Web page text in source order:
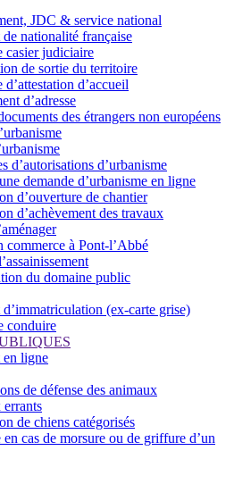
JDC & service national
nationalité française
casier judiciaire
de sortie du territoire
d’attestation d’accueil
d’adresse
des étrangers non européens
d’autorisations d’urbanisme
demande d’urbanisme en ligne
d’ouverture de chantier
d’achèvement des travaux
commerce à Pont-l’Abbé
du domaine public
(ex-carte grise)
conduire
en ligne
de défense des animaux
de chiens catégorisés
cas de morsure ou de griffure d’un